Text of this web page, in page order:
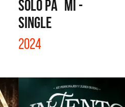
SOLO PA´ MI -
SINGLE
2024